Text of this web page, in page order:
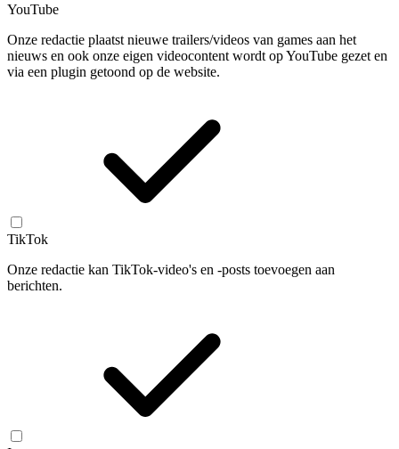
YouTube
Onze redactie plaatst nieuwe trailers/videos van games aan het
nieuws en ook onze eigen videocontent wordt op YouTube gezet en
via een plugin getoond op de website.
TikTok
Onze redactie kan TikTok-video's en -posts toevoegen aan
berichten.